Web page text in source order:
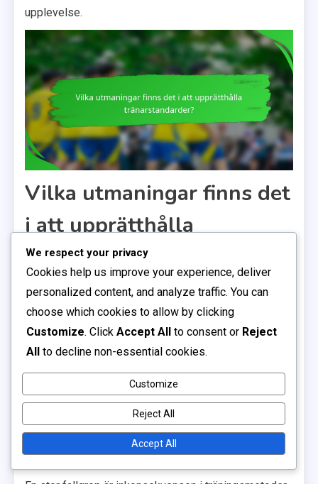
upplevelse.
Vilka utmaningar finns det
i att upprätthålla
tränarstandarder?
Att upprätthålla tränarstandarder i klubb-baserade
ungdomsfotbollsserier innebär att hantera olika
utmaningar som kan hindra effektiv spelutveckling.
Dessa utmaningar inkluderar inkonsekventa
träningsmetoder, brist på certifiering bland tränare och
otillräckliga mentorsmöjligheter.
Vanliga fallgropar i
ungdomsfotbollsträning
We respect your privacy
Cookies help us improve your experience, deliver
personalized content, and analyze traffic. You can
choose which cookies to allow by clicking
Customize. Click Accept All to consent or Reject
All to decline non-essential cookies.
Customize
Reject All
Accept All